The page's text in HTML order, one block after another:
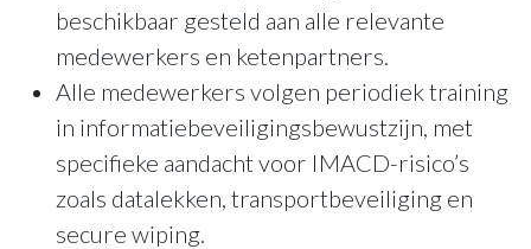
beschikbaar gesteld aan alle relevante
medewerkers en ketenpartners.
Alle medewerkers volgen periodiek training
in informatiebeveiligingsbewustzijn, met
specifieke aandacht voor IMACD-risico’s
zoals datalekken, transportbeveiliging en
secure wiping.